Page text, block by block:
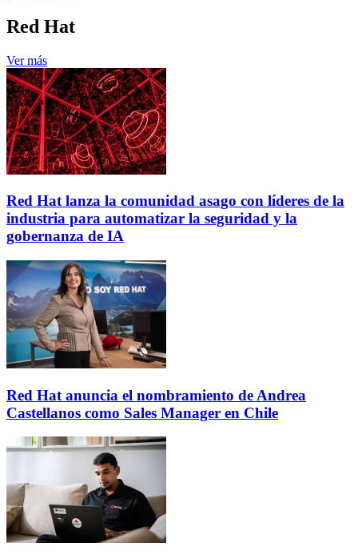
Red Hat
Ver más
Red Hat lanza la comunidad asago con líderes de la
industria para automatizar la seguridad y la
gobernanza de IA
Red Hat anuncia el nombramiento de Andrea
Castellanos como Sales Manager en Chile